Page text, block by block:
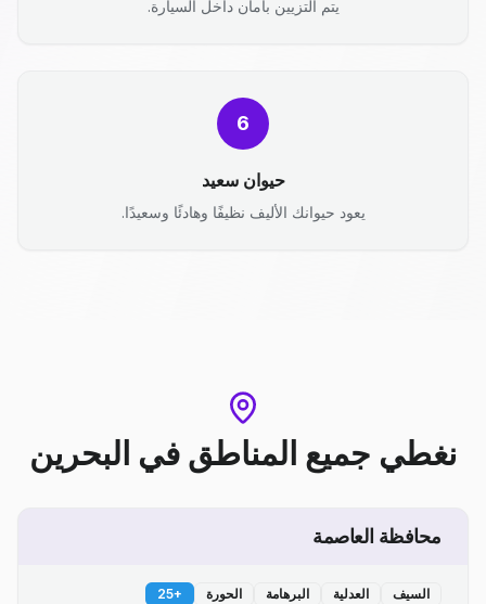
يتم التزيين بأمان داخل السيارة.
6
حيوان سعيد
يعود حيوانك الأليف نظيفًا وهادئًا وسعيدًا.
نغطي جميع المناطق في البحرين
محافظة العاصمة
السيف العدلية البرهامة الحورة +
25